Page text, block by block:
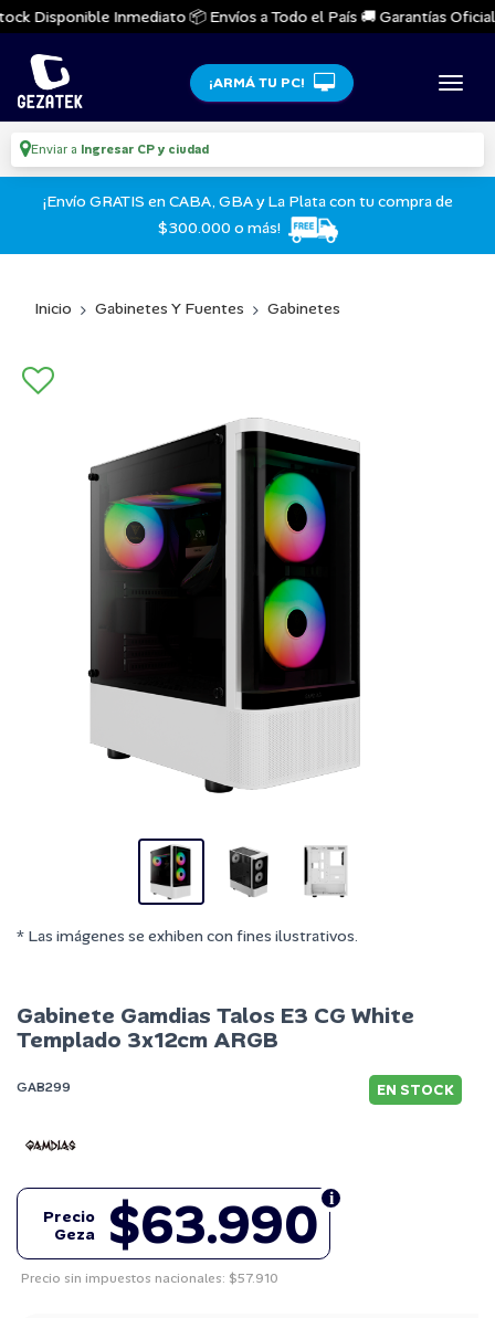
Disponible Inmediato 📦 Envíos a Todo el País 🚚 Garantías
¡ARMÁ TU PC!
Enviar a Ingresar CP y ciudad
¡Envío GRATIS en CABA, GBA y La Plata con tu compra de
$300.000 o más!
Inicio Gabinetes Y Fuentes Gabinetes
* Las imágenes se exhiben con fines ilustrativos.
Gabinete Gamdias Talos E3 CG White
Templado 3x12cm ARGB
GAB299 EN STOCK
$63.990
Precio
Geza
Precio sin impuestos nacionales: $57.910